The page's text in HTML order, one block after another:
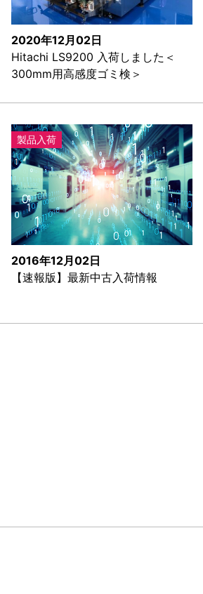
2020年12月02日
Hitachi LS9200 入荷しました＜
300mm用高感度ゴミ検＞
2016年12月02日
【速報版】最新中古入荷情報
製品入荷